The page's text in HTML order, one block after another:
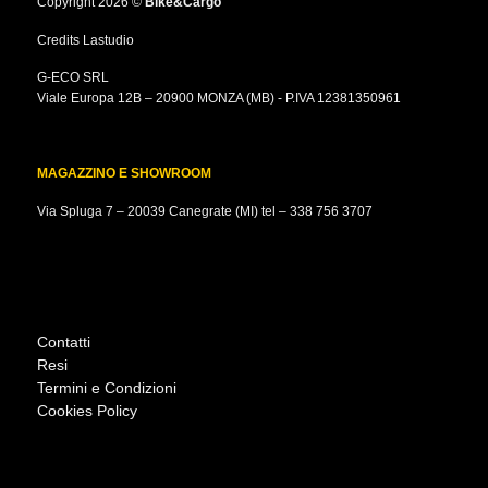
Credits Lastudio
G-ECO SRL
Viale Europa 12B – 20900 MONZA (MB) - P.IVA 12381350961
MAGAZZINO E SHOWROOM
Via Spluga 7 – 20039 Canegrate (MI) tel – 338 756 3707
Contatti
Resi
Termini e Condizioni
Cookies Policy